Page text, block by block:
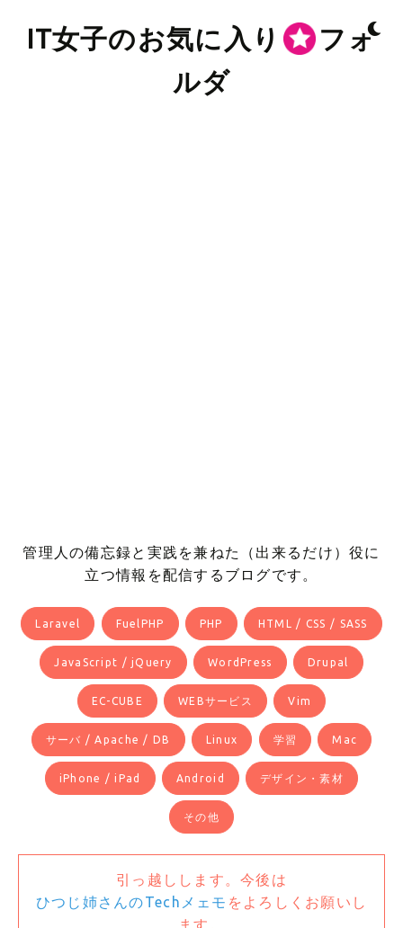
IT女子のお気に入り
フォ
ルダ
管理人の備忘録と実践を兼ねた（出来るだけ）役に
立つ情報を配信するブログです。
Laravel FuelPHP PHP HTML / CSS / SASS
JavaScript / jQuery WordPress Drupal
EC-CUBE WEBサービス Vim
サーバ / Apache / DB Linux 学習 Mac
iPhone / iPad Android デザイン・素材
その他
引っ越しします。今後は
ひつじ姉さんのTechメェモ をよろしくお願いし
ます。